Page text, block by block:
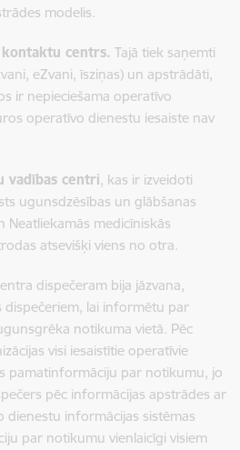
modelis.
centrs. Tajā tiek saņemti
eZvani, īsziņas) un apstrādāti,
ir nepieciešama operatīvo
operatīvo dienestu iesaiste nav
vadības centri, kas ir izveidoti
ugunsdzēsības un glābšanas
Neatliekamās medicīniskās
atsevišķi viens no otra.
dispečeram bija jāzvana,
dispečeriem, lai informētu par
notikuma vietā. Pēc
visi iesaistītie operatīvie
pamatinformāciju par notikumu, jo
pēc informācijas apstrādes ar
dienestu informācijas sistēmas
par notikumu vienlaicīgi visiem